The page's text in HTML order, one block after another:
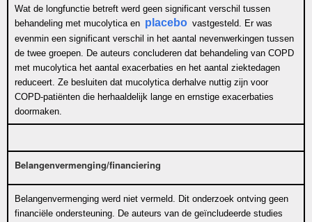
Wat de longfunctie betreft werd geen significant verschil tussen
behandeling met mucolytica en placebo vastgesteld. Er was
evenmin een significant verschil in het aantal nevenwerkingen tussen
de twee groepen. De auteurs concluderen dat behandeling van COPD
met mucolytica het aantal exacerbaties en het aantal ziektedagen
reduceert. Ze besluiten dat mucolytica derhalve nuttig zijn voor
COPD-patiënten die herhaaldelijk lange en ernstige exacerbaties
doormaken.
Belangenvermenging/financiering
Belangenvermenging werd niet vermeld. Dit onderzoek ontving geen
financiële ondersteuning. De auteurs van de geïncludeerde studies